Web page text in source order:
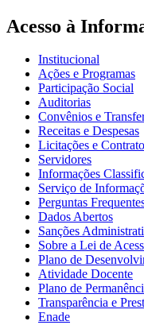
Acesso à
Institucional
Ações e Programas
Participação Social
Auditorias
Convênios e
Receitas e Despesas
Licitações e
Servidores
Informações
Serviço de
Perguntas
Dados Abertos
Sanções
Sobre a Lei de
Plano de
Atividade Docente
Plano de
Transparência e
Enade